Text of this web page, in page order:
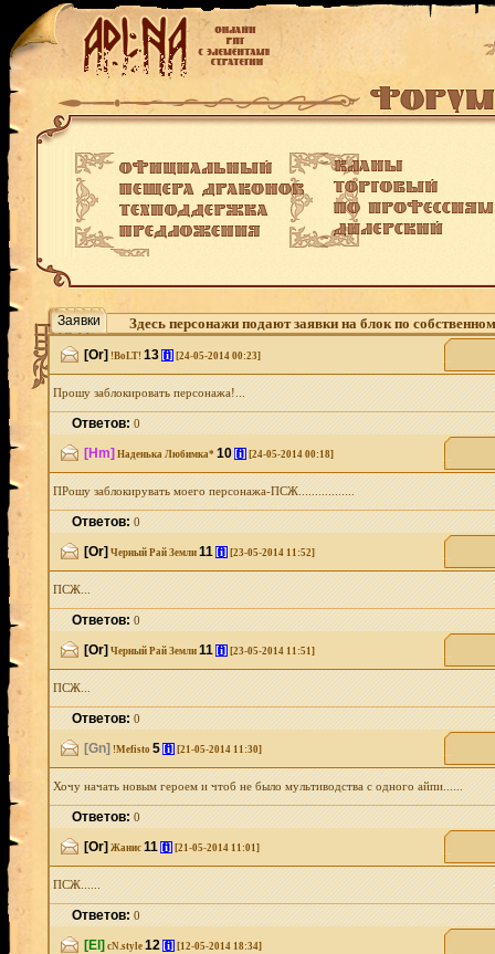
Заявки Здесь персонажи подают заявки на блок по
[Or] !BoLT! 13 [i] [24-05-2014 00:23]
Прошу заблокировать персонажа!...
Ответов:0
[Hm] Наденька Любимка* 10 [i] [24-05-2014 00:18]
ПРошу заблокирувать моего персонажа-ПСЖ.................
Ответов:0
[Or] Черный Рай Земли 11 [i] [23-05-2014 11:52]
ПСЖ...
Ответов:0
[Or] Черный Рай Земли 11 [i] [23-05-2014 11:51]
ПСЖ...
Ответов:0
[Gn] !Mefisto 5 [i] [21-05-2014 11:30]
Хочу начать новым героем и чтоб не было мультиводства с одного айпи......
Ответов:0
[Or] Жанис 11 [i] [21-05-2014 11:01]
ПСЖ......
Ответов:0
[El] cN.style 12 [i] [12-05-2014 18:34]